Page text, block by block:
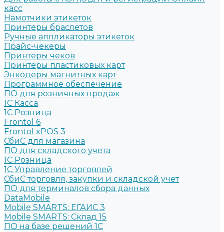
касс
Намотчики этикеток
Принтеры браслетов
Ручные аппликаторы этикеток
Прайс-чекеры
Принтеры чеков
Принтеры пластиковых карт
Энкодеры магнитных карт
Программное обеспечение
ПО для розничных продаж
1C Касса
1С Розница
Frontol 6
Frontol xPOS 3
СбиС для магазина
ПО для складского учета
1C Розница
1С Управление торговлей
СбиС торговля, закупки и складской учет
ПО для терминалов сбора данных
DataMobile
Mobile SMARTS: ЕГАИС 3
Mobile SMARTS: Склад 15
ПО на базе решений 1С